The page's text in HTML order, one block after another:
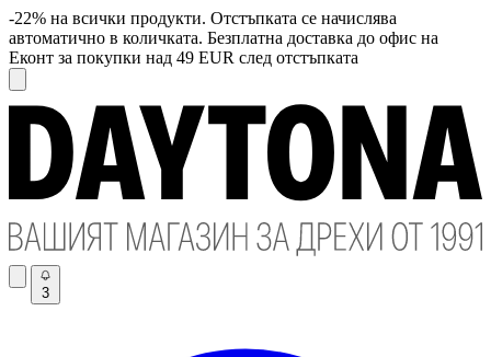
-22% на всички продукти. Отстъпката се начислява
автоматично в количката. Безплатна доставка до офис на
Еконт за покупки над 49 EUR след отстъпката
3